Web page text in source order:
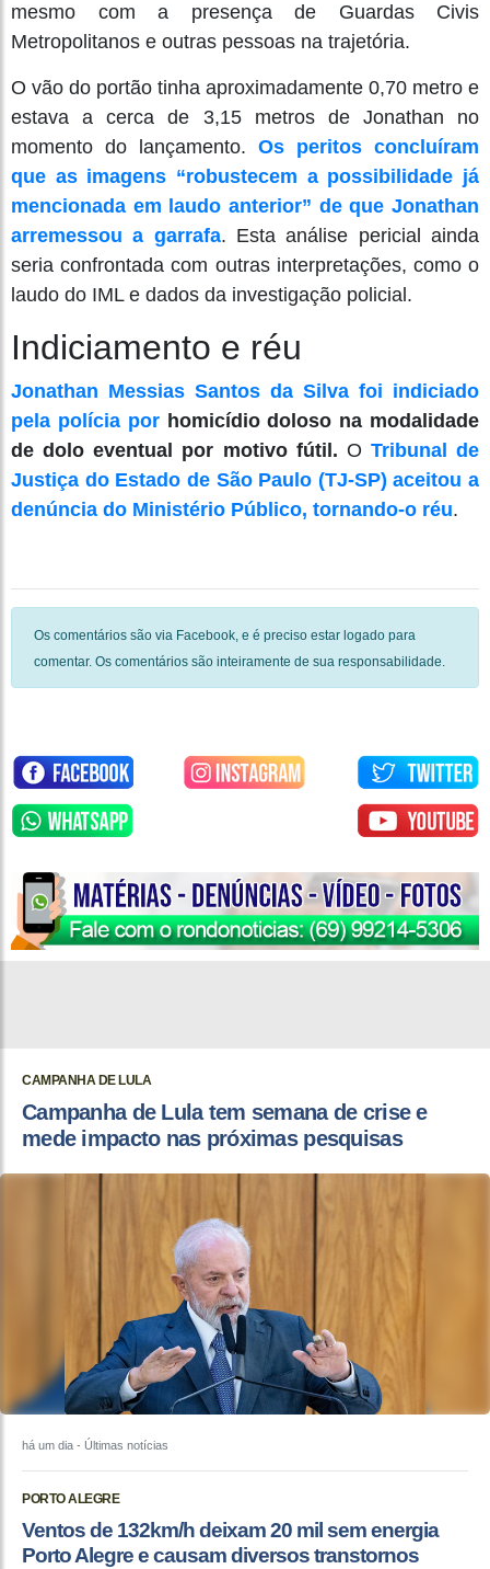
mesmo com a presença de Guardas Civis
Metropolitanos e outras pessoas na trajetória.
O vão do portão tinha aproximadamente 0,70 metro e
estava a cerca de 3,15 metros de Jonathan no
momento do lançamento. Os peritos concluíram
que as imagens “robustecem a possibilidade já
mencionada em laudo anterior” de que Jonathan
arremessou a garrafa. Esta análise pericial ainda
seria confrontada com outras interpretações, como o
laudo do IML e dados da investigação policial.
Indiciamento e réu
Jonathan Messias Santos da Silva foi indiciado
pela polícia porhomicídio doloso na modalidade
de dolo eventual por motivo fútil. O Tribunal de
Justiça do Estado de São Paulo (TJ-SP) aceitou a
denúncia do Ministério Público, tornando-o réu.
Os comentários são via Facebook, e é preciso estar logado para
comentar. Os comentários são inteiramente de sua responsabilidade.
CAMPANHA DE LULA
Campanha de Lula tem semana de crise e
mede impacto nas próximas pesquisas
há um dia - Últimas notícias
PORTO ALEGRE
Ventos de 132km/h deixam 20 mil sem energia
Porto Alegre e causam diversos transtornos